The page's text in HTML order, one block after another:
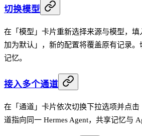
切换模型
在「模型」卡片重新选择来源与模型，
加为默认」，新的配置将覆盖原有记录
记忆。
接入多个通道
在「通道」卡片依次切换下拉选项并点
道指向同一 Hermes Agent，共享记忆与